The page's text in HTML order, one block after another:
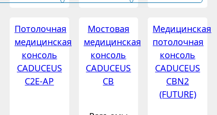
Потолочная
медицинская
консоль
CADUCEUS
C2E-AP
Мостовая
медицинская
консоль
CADUCEUS
CB
Медицинская
потолочная
консоль
CADUCEUS
CBN2
(FUTURE)